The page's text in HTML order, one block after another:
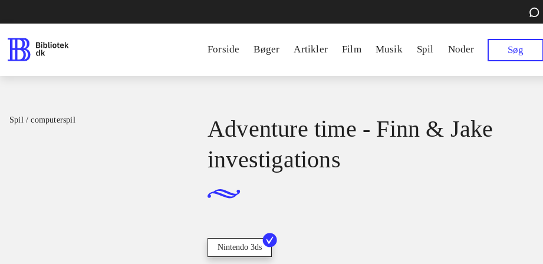
Forside Bøger Artikler Film Musik Spil Noder Søg
Spil / computerspil
Adventure time - Finn & Jake
investigations
Nintendo 3ds